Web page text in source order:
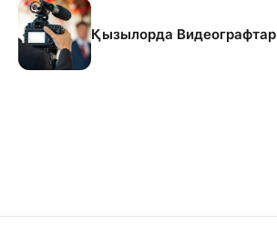
Қызылорда Видеографтар